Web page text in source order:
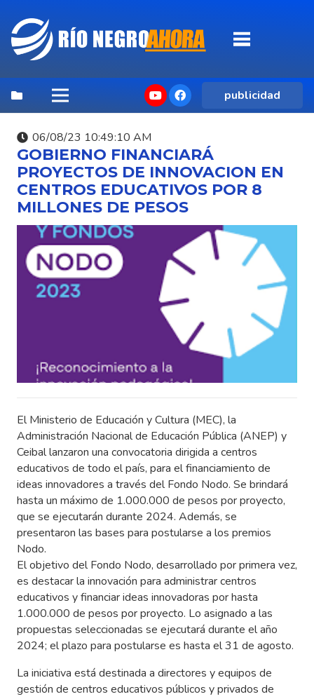
publicidad
06/08/23 10:49:10 AM
GOBIERNO FINANCIARÁ
PROYECTOS DE INNOVACION EN
CENTROS EDUCATIVOS POR 8
MILLONES DE PESOS
El Ministerio de Educación y Cultura (MEC), la
Administración Nacional de Educación Pública (ANEP) y
Ceibal lanzaron una convocatoria dirigida a centros
educativos de todo el país, para el financiamiento de
ideas innovadores a través del Fondo Nodo. Se brindará
hasta un máximo de 1.000.000 de pesos por proyecto,
que se ejecutarán durante 2024. Además, se
presentaron las bases para postularse a los premios
Nodo.
El objetivo del Fondo Nodo, desarrollado por primera vez,
es destacar la innovación para administrar centros
educativos y financiar ideas innovadoras por hasta
1.000.000 de pesos por proyecto. Lo asignado a las
propuestas seleccionadas se ejecutará durante el año
2024; el plazo para postularse es hasta el 31 de agosto.
La iniciativa está destinada a directores y equipos de
gestión de centros educativos públicos y privados de